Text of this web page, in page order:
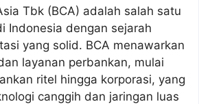
Tbk (BCA) adalah salah satu
Indonesia dengan sejarah
yang solid. BCA menawarkan
layanan perbankan, mulai
ritel hingga korporasi, yang
canggih dan jaringan luas